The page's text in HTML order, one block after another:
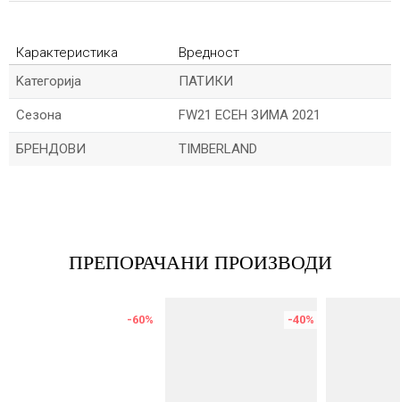
Карактеристика
Вредност
Kатегорија
ПАТИКИ
Сезона FW21 ЕСЕН ЗИМА 2021
БРЕНДОВИ TIMBERLAND
ПРЕПОРАЧАНИ ПРОИЗВОДИ
-60% -40%